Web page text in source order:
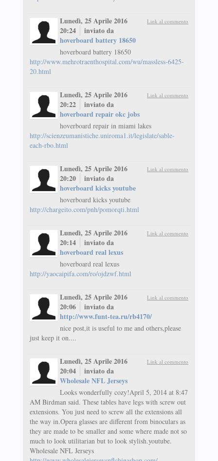
Link al commento
Lunedì, 25 Aprile 2016
20:24
inviato da
hoverboard battery 18650
hoverboard battery 18650
http://www.mehrotraenthospital.com/wu/massless-6425-
20.html
Link al commento
Lunedì, 25 Aprile 2016
20:22
inviato da
hoverboard repair okc jobs
hoverboard repair in miami lakes
http://scienzeumanistiche.uniroma1.it/legislate/sable-
each-rbo.html
Link al commento
Lunedì, 25 Aprile 2016
20:20
inviato da
hoverboard kicks youtube
hoverboard kicks youtube
http://chargeito.com/pnh/pomorqti.html
Link al commento
Lunedì, 25 Aprile 2016
20:14
inviato da
hoverboard real lexus
hoverboard real lexus
http://yaocaipifa.com/ro/ojdzwf.html
Link al commento
Lunedì, 25 Aprile 2016
20:06
inviato da
http://www.funt-tea.ru/rb4170/
nice post,it is useful to me and others,please
just keep it on....
Link al commento
Lunedì, 25 Aprile 2016
20:04
inviato da
Wholesale NFL Jerseys
Looks wonderfully cozy!April 5, 2014 at 8:47
AM Birdman said. These tables have legs with screw out
extensions. You just need to screw all the extensions all
the way in.Opera glasses are different from binoculars as
they are made to be smaller and some where made not so
much to look utilitarian but to look stylish.youtube.
Wholesale NFL Jerseys